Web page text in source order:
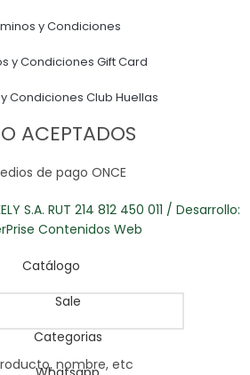
y Condiciones
y Condiciones Gift Card
Condiciones Club Huellas
ACEPTADOS
S.A. RUT 214 812 450 011 / Desarrollo:
Contenidos Web
nombre, etc
Catálogo
Sale
Categorias